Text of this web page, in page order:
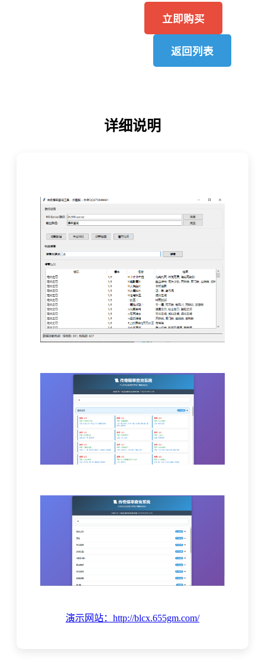
立即购买
返回列表
详细说明
演示网站：http://blcx.655gm.com/